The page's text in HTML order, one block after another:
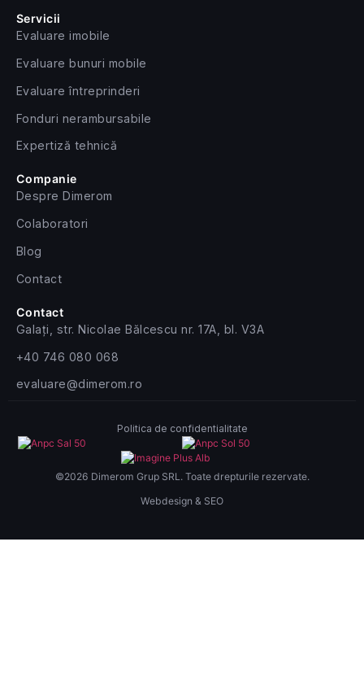
Servicii
Evaluare imobile
Evaluare bunuri mobile
Evaluare întreprinderi
Fonduri nerambursabile
Expertiză tehnică
Companie
Despre Dimerom
Colaboratori
Blog
Contact
Contact
Galați, str. Nicolae Bălcescu nr. 17A, bl. V3A
+40 746 080 068
evaluare@dimerom.ro
©2026 Dimerom Grup SRL. Toate drepturile rezervate.
Webdesign & SEO
Politica de confidentialitate